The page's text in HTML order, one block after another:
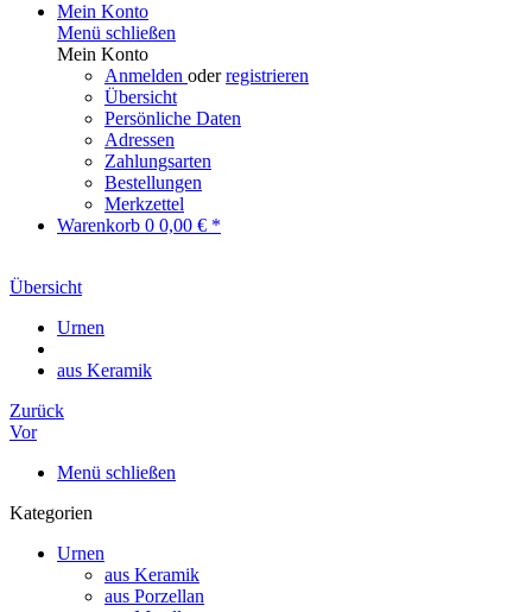
Mein Konto
Menü schließen
Mein Konto
Anmelden oderregistrieren
Übersicht
Persönliche Daten
Adressen
Zahlungsarten
Bestellungen
Merkzettel
Warenkorb 0 0,00 € *
Übersicht
Urnen
aus Keramik
Zurück
Vor
Menü schließen
Kategorien
Urnen
aus Keramik
aus Porzellan